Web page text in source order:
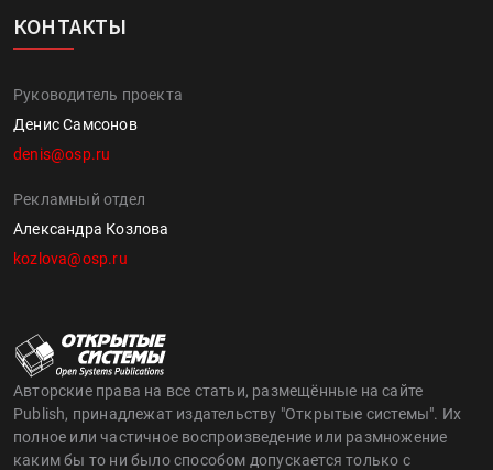
КОНТАКТЫ
Руководитель проекта
Денис Самсонов
denis@osp.ru
Рекламный отдел
Александра Козлова
kozlova@osp.ru
Авторские права на все статьи, размещённые на сайте
Publish, принадлежат издательству "Открытые системы". Их
полное или частичное воспроизведение или размножение
каким бы то ни было способом допускается только с